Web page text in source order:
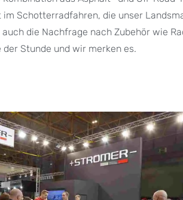
Schotterradfahren, die unser
die Nachfrage nach Zubehör wie
der Stunde und wir merken es.